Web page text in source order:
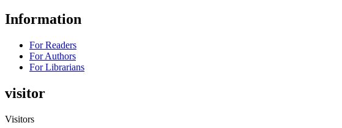
Information
For Readers
For Authors
For Librarians
visitor
Visitors